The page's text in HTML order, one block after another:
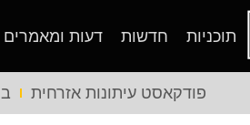
תוכניות חדשות דעות ומאמרים
פודקאסט עיתונות אזרחית